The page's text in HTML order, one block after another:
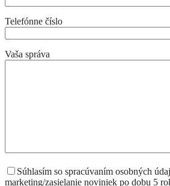
Telefónne číslo
Vaša správa
Súhlasím so spracúvaním osobných
marketing/zasielanie noviniek po dobu 5